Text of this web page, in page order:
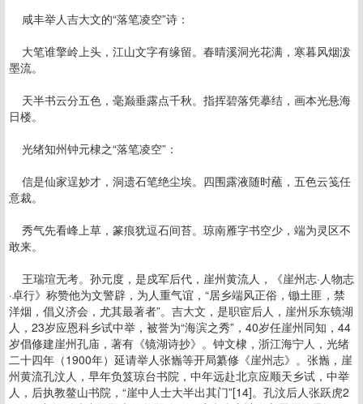
咸丰举人吉大文的“落笔凌空”诗：
大笔谁擎岭上头，江山文字有缘留。春晴溪洞光花满，寒暮风烟泼
墨流。
天半书云分五色，毫巅垂露点千秋。指挥碧落凭摹结，画本光悬海
日楼。
光绪知州钟元棣之“落笔凌空”：
信是仙家逞妙才，洞遗石笔绝尘埃。四围露液随时蘸，五色云笺任
意裁。
秀气先看峰上草，篆痕犹逗石间苔。琼南雁字书空少，端为灵区不
敢来。
王瑞瑄无考。孙元度，是戍军后代，崖州黄流人，《崖州志·人物志
·卓行》称赞他为文警辟，为人重气谊，“居乡端风正俗，锄土匪，禁
洋烟，倡义济会，尤其最著者”。吉大文，是职宦后人，崖州乐东镜湖
人，23岁应恩科乡试中举，被誉为“海滨之秀”，40岁任崖州同知，44
岁倡修建崖州孔庙，著有《镜湖诗抄》。钟文棣，浙江海宁人，光绪
二十四年（1900年）延请举人张巂等开局纂修《崖州志》。张巂，崖
州黄流孔汶人，早年负笈琼台书院，中年远赴北京应顺天乡试，中举
人，后执教鳌山书院，“崖中人士大半出其门”[14]。孔汶后人张跃虎2